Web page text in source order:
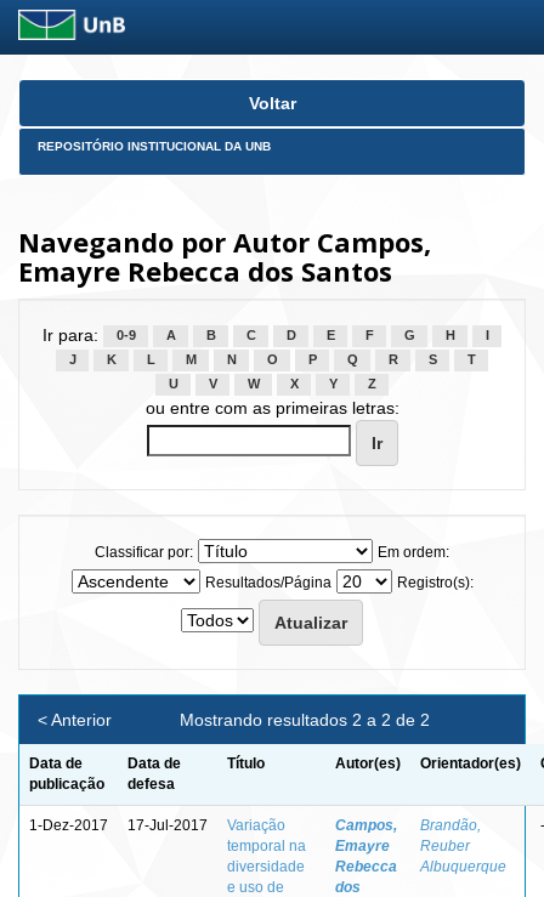
Skip
Voltar
REPOSITÓRIO INSTITUCIONAL DA UNB
Navegando por Autor Campos,
Emayre Rebecca dos Santos
Ir para: 0-9 A B C D E F G H
J
K L M N O P Q R S
T
U
V W X Y Z
ou entre com as primeiras letras:
Classificar por:
Em ordem:
Resultados/Página
Registro(s):
Mostrando resultados 2 a 2 de 2
< Anterior
Data de
publicação
Data de
defesa
Título Autor(es) Orientador(es)
1-Dez-2017 17-Jul-2017
Variação
temporal na
diversidade
e uso de
Campos,
Emayre
Rebecca
dos
Brandão,
Reuber
Albuquerque
-